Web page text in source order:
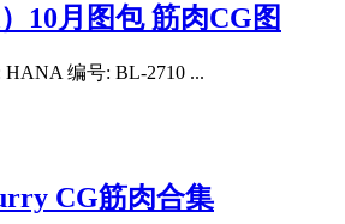
10月图包 筋肉CG图
HANA 编号: BL-2710 ...
CG筋肉合集